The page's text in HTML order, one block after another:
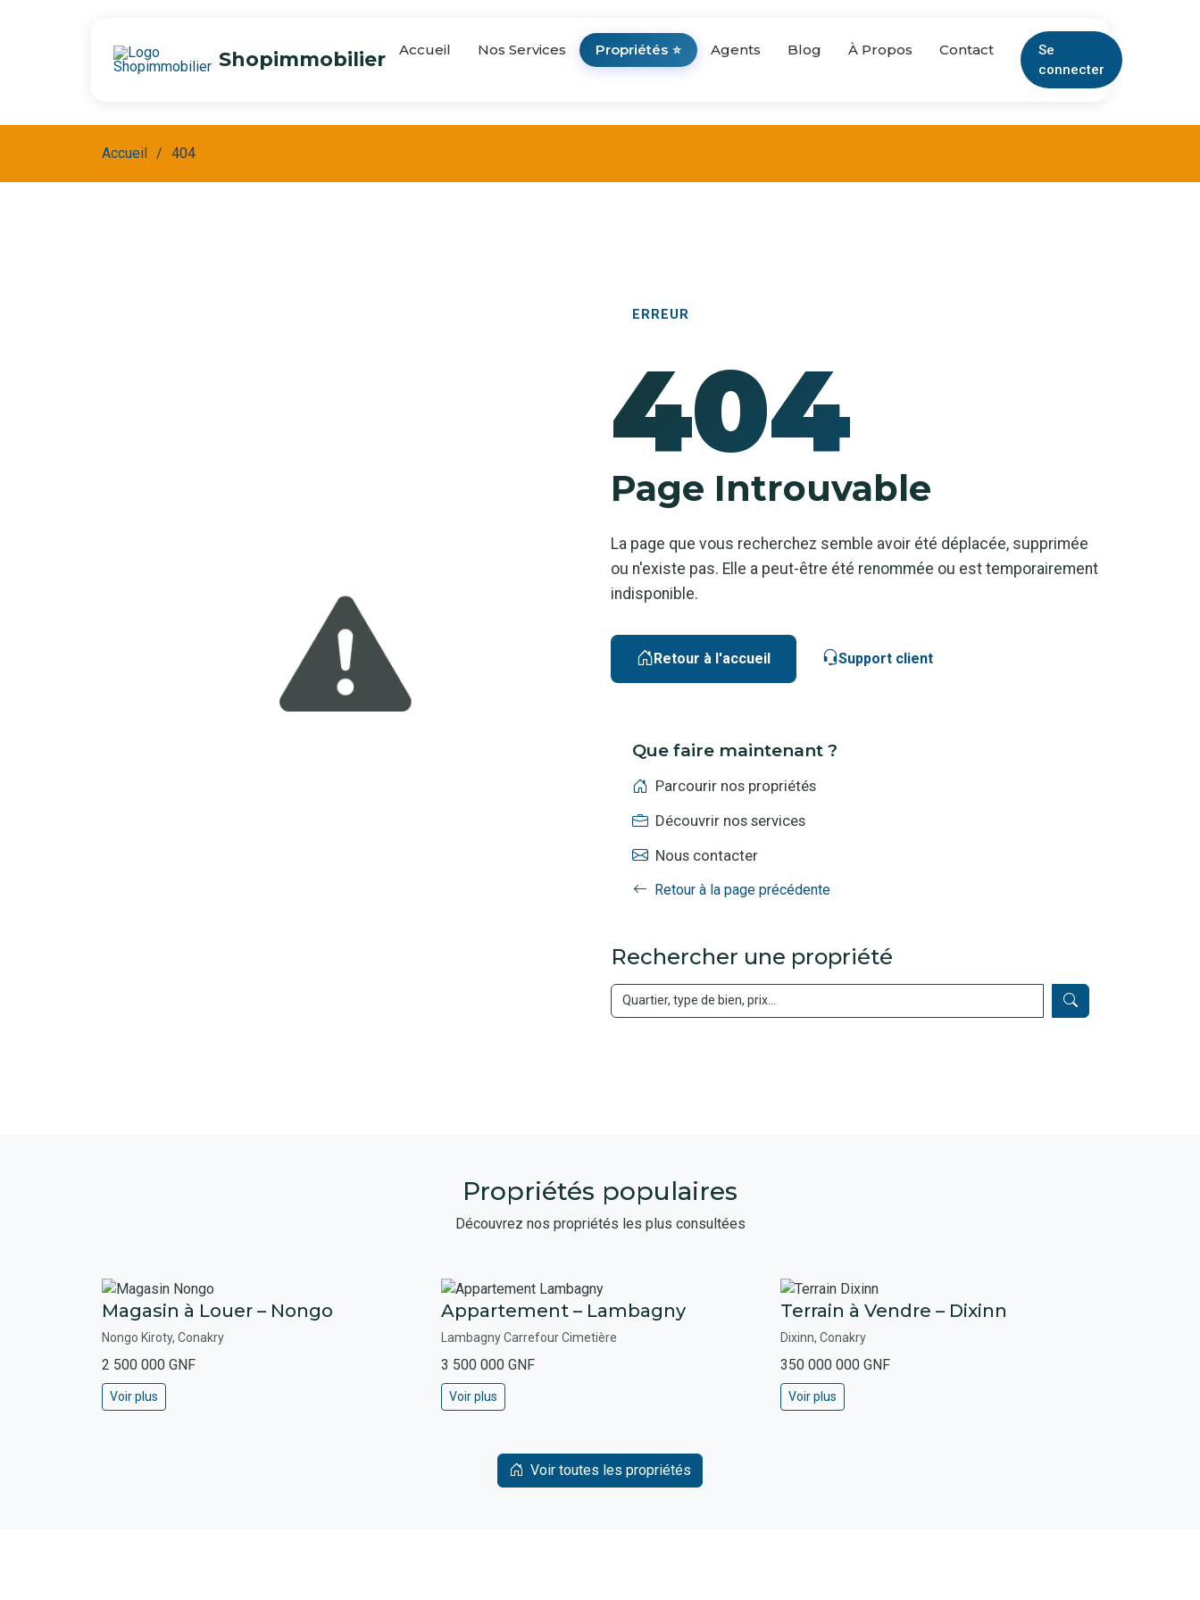
Shopimmobilier Accueil Nos Services Propriétés ⭐ Agents Blog À Propos Contact
Se
connecter
Accueil 404
ERREUR
404
Page Introuvable
La page que vous recherchez semble avoir été déplacée, supprimée
ou n'existe pas. Elle a peut-être été renommée ou est temporairement
indisponible.
Retour à l'accueil Support client
Que faire maintenant ?
Parcourir nos propriétés
Découvrir nos services
Nous contacter
Retour à la page précédente
Rechercher une propriété
Propriétés populaires
Découvrez nos propriétés les plus consultées
Magasin à Louer – Nongo
Nongo Kiroty, Conakry
2 500 000 GNF
Voir plus
Appartement – Lambagny
Lambagny Carrefour Cimetière
3 500 000 GNF
Voir plus
Terrain à Vendre – Dixinn
Dixinn, Conakry
350 000 000 GNF
Voir plus
Voir toutes les propriétés